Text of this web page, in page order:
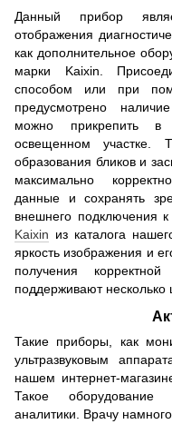
Данный прибор
отображения
как дополнительное
марки Kaixin.
способом или при
предусмотрено
можно прикрепить
освещенном участке.
образования бликов и
максимально
данные и сохранять
внешнего подключения к
Kaixin из каталога
яркость изображения и
получения
поддерживают несколько
Такие приборы, как
ультразвуковым
нашем интернет-
Такое оборудование
аналитики. Врачу